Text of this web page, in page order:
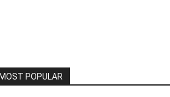
MOST POPULAR